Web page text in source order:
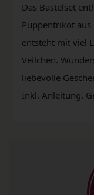
Das Bastelset
Puppentrikot
entsteht mit viel
Veilchen.
liebevolle
Inkl. Anleitung.